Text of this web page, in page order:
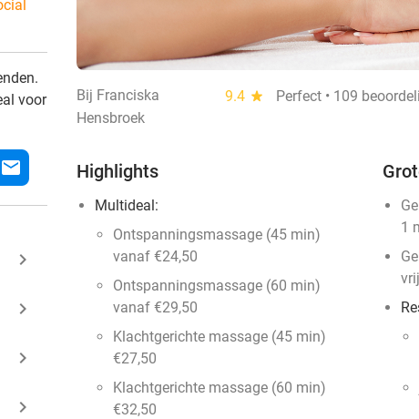
voor
mail
keyboard_arrow_right
keyboard_arrow_right
keyboard_arrow_right
keyboard_arrow_right
Bij Franciska 9.4 star
Perfect • 109
Hensbroek
Highlights
Multideal:
Ontspanningsmassage (45 min)
vanaf €24,50
Ontspanningsmassage (60 min)
vanaf €29,50
Klachtgerichte massage (45 min)
€27,50
Klachtgerichte massage (60 min)
€32,50
1